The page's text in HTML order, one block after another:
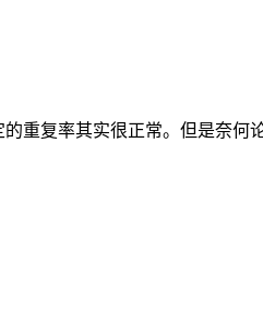
重复率其实很正常。但是奈何